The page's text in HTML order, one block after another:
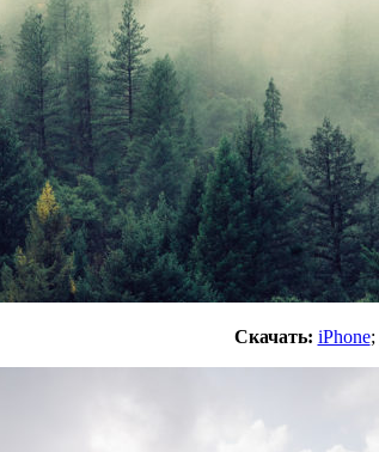
Скачать: iPhone;